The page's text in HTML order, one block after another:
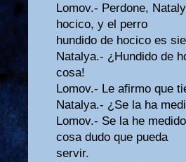
Lomov.- Perdone,
hocico, y el perro
hundido de hocico es
Natalya.- ¿Hundido de
cosa!
Lomov.- Le afirmo que
Natalya.- ¿Se la ha
Lomov.- Se la he
cosa dudo que pueda
servir.